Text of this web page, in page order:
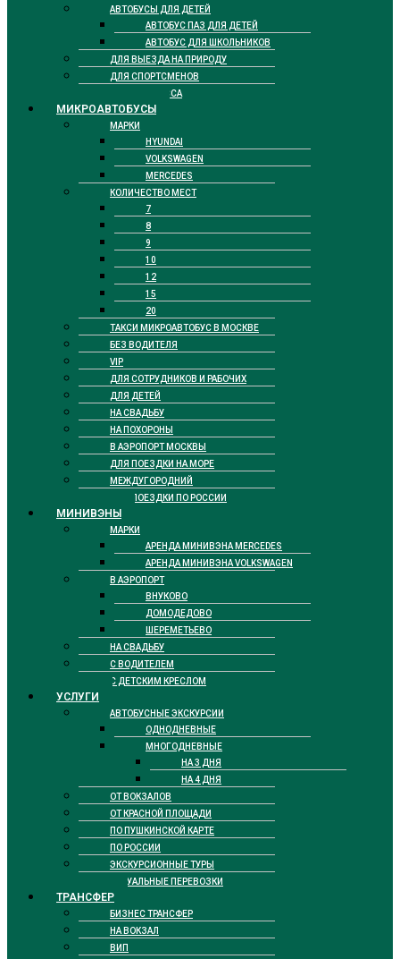
АВТОБУСЫ ДЛЯ ДЕТЕЙ
АВТОБУС ПАЗ ДЛЯ ДЕТЕЙ
АВТОБУС ДЛЯ ШКОЛЬНИКОВ
ДЛЯ ВЫЕЗДА НА ПРИРОДУ
ДЛЯ СПОРТСМЕНОВ
БИЗНЕС КЛАССА
МИКРОАВТОБУСЫ
МАРКИ
HYUNDAI
VOLKSWAGEN
MERCEDES
КОЛИЧЕСТВО МЕСТ
7
8
9
10
12
15
20
ТАКСИ МИКРОАВТОБУС В МОСКВЕ
БЕЗ ВОДИТЕЛЯ
VIP
ДЛЯ СОТРУДНИКОВ И РАБОЧИХ
ДЛЯ ДЕТЕЙ
НА СВАДЬБУ
НА ПОХОРОНЫ
В АЭРОПОРТ МОСКВЫ
ДЛЯ ПОЕЗДКИ НА МОРЕ
МЕЖДУГОРОДНИЙ
ДЛЯ ПОЕЗДКИ ПО РОССИИ
МИНИВЭНЫ
МАРКИ
АРЕНДА МИНИВЭНА MERCEDES
АРЕНДА МИНИВЭНА VOLKSWAGEN
В АЭРОПОРТ
ВНУКОВО
ДОМОДЕДОВО
ШЕРЕМЕТЬЕВО
НА СВАДЬБУ
С ВОДИТЕЛЕМ
С ДЕТСКИМ КРЕСЛОМ
УСЛУГИ
АВТОБУСНЫЕ ЭКСКУРСИИ
ОДНОДНЕВНЫЕ
МНОГОДНЕВНЫЕ
НА 3 ДНЯ
НА 4 ДНЯ
ОТ ВОКЗАЛОВ
ОТ КРАСНОЙ ПЛОЩАДИ
ПО ПУШКИНСКОЙ КАРТЕ
ПО РОССИИ
ЭКСКУРСИОННЫЕ ТУРЫ
РИТУАЛЬНЫЕ ПЕРЕВОЗКИ
ТРАНСФЕР
БИЗНЕС ТРАНСФЕР
НА ВОКЗАЛ
ВИП